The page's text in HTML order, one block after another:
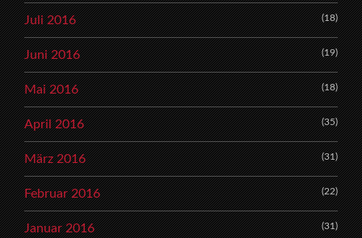
Juli 2016 (18)
Juni 2016 (19)
Mai 2016 (18)
April 2016 (35)
März 2016 (31)
Februar 2016 (22)
Januar 2016 (31)